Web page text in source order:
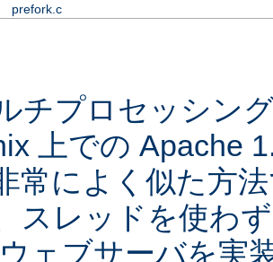
prefork.c
チプロセッシン
上での Apache
常によく似た方
スレッドを使わ
ェブサーバを実